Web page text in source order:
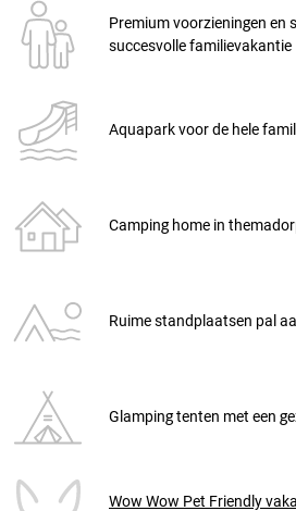
Premium voorzieningen en
succesvolle familievakantie
Aquapark voor de hele
Camping home in
Ruime standplaatsen pal
Glamping tenten met een
Wow Wow Pet Friendly